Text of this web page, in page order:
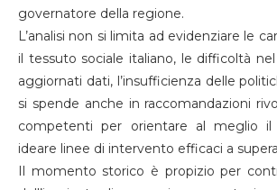
governatore della regione.
L’analisi non si limita ad evidenziare le
il tessuto sociale italiano, le difficoltà
aggiornati dati, l’insufficienza delle
si spende anche in raccomandazioni
competenti per orientare al meglio il
ideare linee di intervento efficaci a
Il momento storico è propizio per